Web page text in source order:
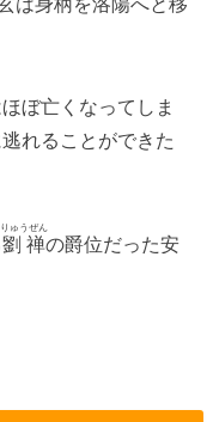
ぼ亡くなってしま
れることができた
劉禅
りゅうぜん
の爵位だった安